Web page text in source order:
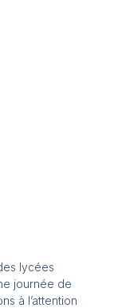
lycées
journée de
à l’attention